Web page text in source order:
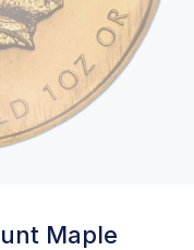
Maple